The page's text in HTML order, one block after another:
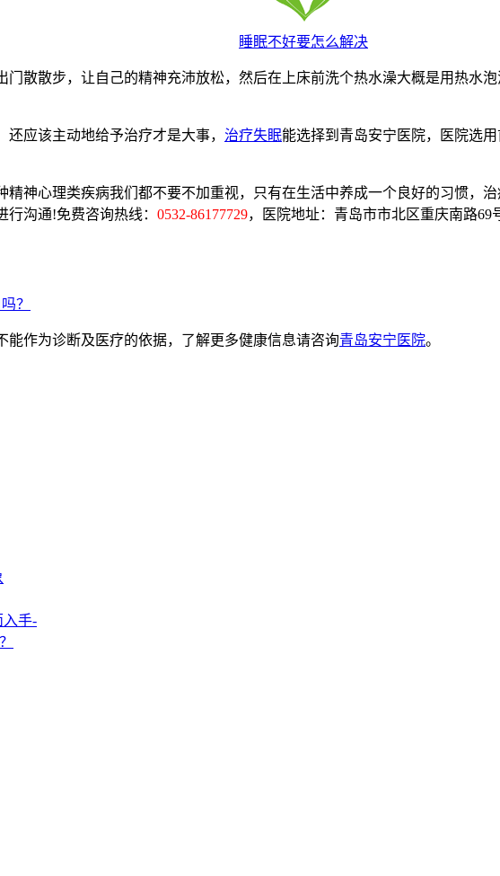
睡眠不好要怎么解决
散步，让自己的精神充沛放松，然后在上床前洗个热水澡大概是用热水
应该主动地给予治疗才是大事， 治疗失眠能选择到青岛安宁医院，医院选
精神心理类疾病我们都不要不加重视，只有在生活中养成一个良好的习惯，
沟通!免费咨询热线： 0532-86177729，医院地址：青岛市市北区重庆南路69
？
作为诊断及医疗的依据，了解更多健康信息请咨询青岛安宁医院。
入手-